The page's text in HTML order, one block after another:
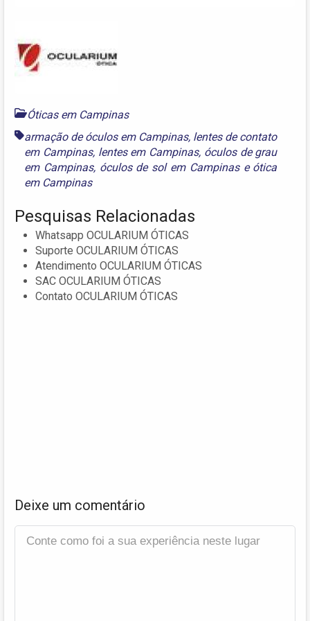
Óticas em Campinas
armação de óculos em Campinas, lentes de contato
em Campinas, lentes em Campinas, óculos de grau
em Campinas, óculos de sol em Campinase ótica
em Campinas
Pesquisas Relacionadas
Whatsapp OCULARIUM ÓTICAS
Suporte OCULARIUM ÓTICAS
Atendimento OCULARIUM ÓTICAS
SAC OCULARIUM ÓTICAS
Contato OCULARIUM ÓTICAS
Deixe um comentário